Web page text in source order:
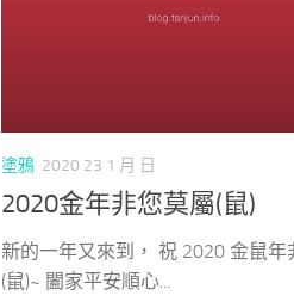
塗鴉 2020 23 1 月 日
2020金年非您莫屬(鼠)
新的一年又來到， 祝 2020 金鼠年
(鼠)~ 闔家平安順心...